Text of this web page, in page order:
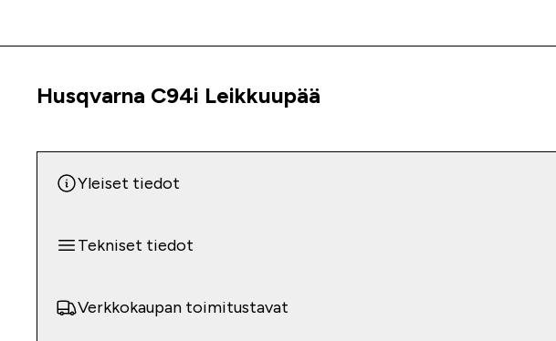
Tuoteinfo
Husqvarna C94i Leikkuupää
Yleiset tiedot
Tekniset tiedot
Verkkokaupan toimitustavat